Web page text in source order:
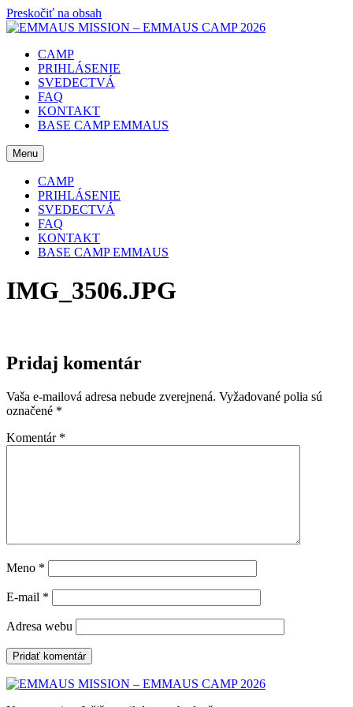
Preskočiť na obsah
CAMP
PRIHLÁSENIE
SVEDECTVÁ
FAQ
KONTAKT
BASE CAMP EMMAUS
Menu
CAMP
PRIHLÁSENIE
SVEDECTVÁ
FAQ
KONTAKT
BASE CAMP EMMAUS
IMG_3506.JPG
Pridaj komentár
Vaša e-mailová adresa nebude zverejnená. Vyžadované polia sú
označené *
Komentár *
Meno *
E-mail *
Adresa webu